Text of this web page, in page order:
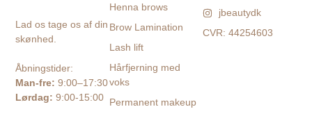
Lad os tage os af din
skønhed.
Åbningstider:
Man-fre:9:00–17:30
Lørdag: 9:00-15:00
Henna brows
Brow Lamination
Lash lift
Hårfjerning med
voks
Permanent makeup
jbeautydk
CVR: 44254603